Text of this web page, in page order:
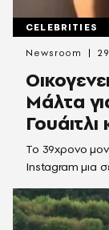
CELEBRITIES
Μάλτα
Το 39χρονο
Instagram μια
Newsroom